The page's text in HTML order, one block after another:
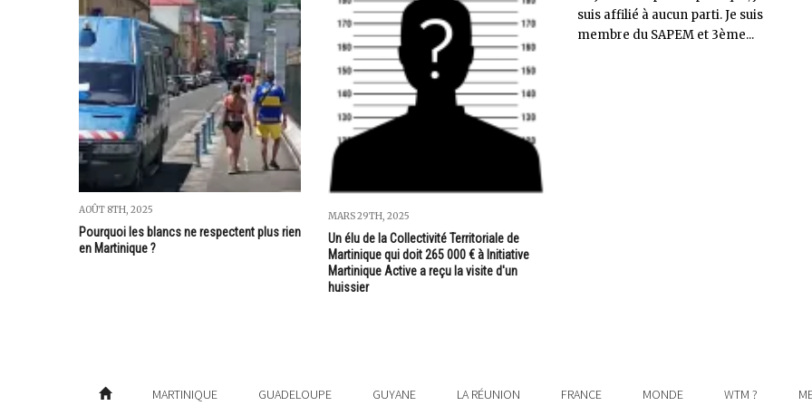
AOÛT 8TH, 2025
Pourquoi les blancs ne respectent plus rien
en Martinique ?
MARS 29TH, 2025
Un élu de la Collectivité Territoriale de
Martinique qui doit 265 000 € à Initiative
Martinique Active a reçu la visite d'un
huissier
suis affilié à aucun parti. Je suis
membre du SAPEM et 3ème...
MARTINIQUE GUADELOUPE GUYANE LA RÉUNION FRANCE MONDE WTM ?